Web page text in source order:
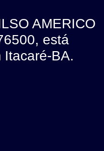
AMERICO
está
Itacaré-BA.